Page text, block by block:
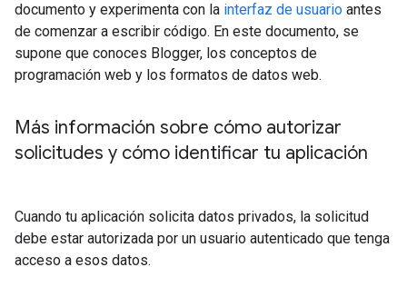
documento y experimenta con la interfaz de usuario antes
de comenzar a escribir código. En este documento, se
supone que conoces Blogger, los conceptos de
programación web y los formatos de datos web.
Más información sobre cómo autorizar
solicitudes y cómo identificar tu aplicación
Cuando tu aplicación solicita datos privados, la solicitud
debe estar autorizada por un usuario autenticado que tenga
acceso a esos datos.